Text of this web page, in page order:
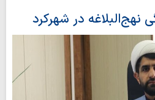
نهج‌البلاغه در شهرکرد